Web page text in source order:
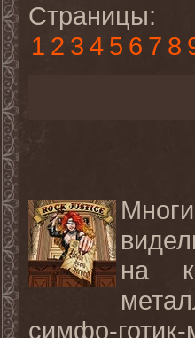
Страницы:
1 2 3 4 5 6 7 8
на
симфо-